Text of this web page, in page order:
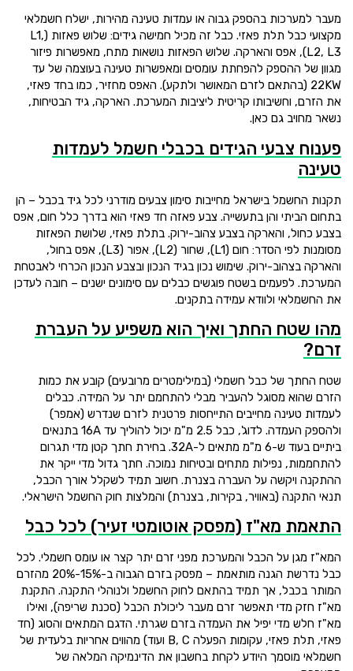
מעבר למערכות בהספק גבוה או עמדות טעינה מהירות, ישלח חשמלאי
מקצועי כבל תלת פאזי. כבל זה מכיל חמישה גידים: שלוש פאזות (L1,
L2, L3), אפס והארקה. שלוש הפאזות נושאות מתח, מאפשרות פיזור
מגוון של ההספק להפחתת עומסים ומאפשרות טעינה בעוצמה של עד
22KW (בהתאם לזרם המאושר ולתקע). האפס מחזיר, כמו בחד פאזי,
את הזרם, וחשיבותו קריטית ליציבות המערכת. הארקה, גיד הבטיחות,
נשאר מחויב גם כאן.
פענוח צבעי הגידים בכבלי חשמל לעמדות
טעינה
תקנות החשמל בישראל מחייבות סימון צבעים מודרני לכל גיד בכבל – הן
בתחום הביתי והן בתעשייה. צבע פאזה חד פאזי הוא בדרך כלל חום, אפס
בצבע כחול, והארקה בצבע צהוב-ירוק. בתלת פאזי, שלושת הפאזות
מסומנות לפי הסדר: חום (L1), שחור (L2), אפור (L3), אפס בחול,
והארקה בצהוב-ירוק. שימוש נכון בגיד הנכון ובצבע הנכון הכרחי לאבטחת
המערכת. לפעמים בשטח פוגשים כבלים עם סימונים ישנים – חובה לעדכן
את החשמלאי ולוודא עמידה בתקנים.
מהו שטח החתך ואיך הוא משפיע על העברת
זרם?
שטח החתך של כבל חשמלי (במילימטרים מרובעים) קובע את כמות
הזרם שהוא מסוגל להעביר מבלי להתחמם יתר על המידה. כבלים
לעמדות טעינה מחייבים התייחסות פרטנית לזרם שנדרש (אמפר)
ולהספק העמדה. לדוג', כבל 2.5 מ"מ יכול להוליך עד 16A בתנאים
ביתיים בעוד ש-6 מ"מ מתאים ל-32A. בחירת חתך קטן מדי תגרום
להתחממות, נפילות מתחים ובטיחות נמוכה. חתך גדול מדי ייקר את
ההתקנה ויקשה על העברה בצנרת. חשוב תמיד לשקלל אורך הכבל,
תנאי התקנה (באוויר, בקירות, בצנרת) והמלצות חוק החשמל הישראלי.
התאמת מא"ז (מפסק אוטומטי זעיר) לכל כבל
המא"ז מגן על הכבל והמערכת מפני זרם יתר קצר או עומס חשמלי. לכל
כבל נדרשת הגנה מותאמת – מפסק בזרם הגבוה ב-15%-20% מהזרם
המותר בכבל, אך תמיד בהתאם לחוק החשמל ולנוהלי התקנה. התקנת
מא"ז חזק מדי תאפשר זרם מעבר ליכולת הכבל (סכנת שריפה), ואילו
מא"ז חלש מדי יפיל את העמדה בזרם שגרתי. הדגם המתאים והסוג (חד
פאזי, תלת פאזי, עקומות הפעלה B, C ועוד) מהווים אחריות בלעדית של
חשמלאי מוסמך היודע לקחת בחשבון את הדינמיקה המלאה של